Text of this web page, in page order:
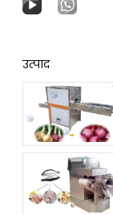
उत्पाद